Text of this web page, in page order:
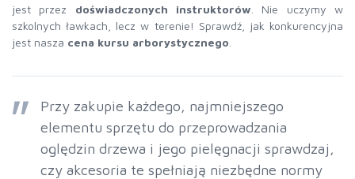
jest przez doświadczonych instruktorów . Nie uczymy w
szkolnych ławkach, lecz w terenie! Sprawdź, jak konkurencyjna
jest nasza cena kursu arborystycznego
Przy zakupie każdego, najmniejszego
elementu sprzętu do przeprowadzania
oględzin drzewa i jego pielęgnacji sprawdzaj,
czy akcesoria te spełniają niezbędne normy